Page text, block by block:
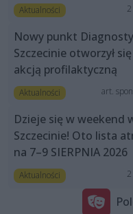
Aktualności
Nowy punkt
Szczecinie otworzył
akcją profilaktyczną
Aktualności art.
Dzieje się w weekend
Szczecinie! Oto lista
na 7–9 SIERPNIA 2026
Aktualności